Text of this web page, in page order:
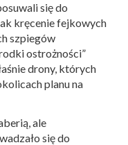
się do
kręcenie fejkowych
szpiegów
ostrożności”
drony, których
planu na
ale
się do